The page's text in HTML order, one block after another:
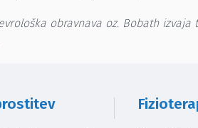
obravnava oz. Bobath